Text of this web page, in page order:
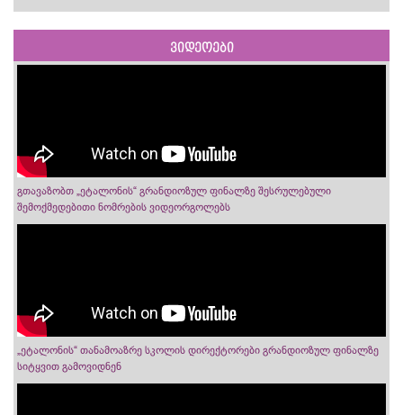
ვიდეოები
გთავაზობთ „ეტალონის“ გრანდიოზულ ფინალზე შესრულებული
შემოქმედებითი ნომრების ვიდეორგოლებს
„ეტალონის“ თანამოაზრე სკოლის დირექტორები გრანდიოზულ ფინალზე
სიტყვით გამოვიდნენ